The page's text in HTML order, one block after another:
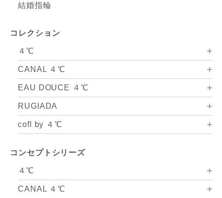
結婚指輪
コレクション
４℃
CANAL ４℃
EAU DOUCE ４℃
RUGIADA
cofl by ４℃
コンセプトシリーズ
４℃
CANAL ４℃